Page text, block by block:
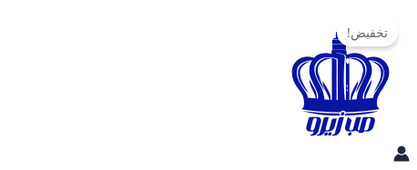
إلى
المحتوى
تخفيض!